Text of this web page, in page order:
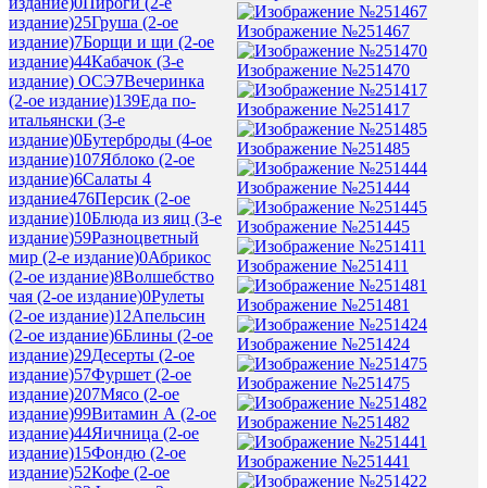
издание)25Груша (2-ое
издание)7Борщи и щи (2-ое
издание)44Кабачок (3-е
издание) ОСЭ7Вечеринка
(2-ое издание)139Еда по-
итальянски (3-е
издание)0Бутерброды (4-ое
издание)107Яблоко (2-ое
издание)6Салаты 4
издание476Персик (2-ое
издание)10Блюда из яиц (3-е
издание)59Разноцветный
мир (2-е издание)0Абрикос
(2-ое издание)8Волшебство
чая (2-ое издание)0Рулеты
(2-ое издание)12Апельсин
(2-ое издание)6Блины (2-ое
издание)29Десерты (2-ое
издание)57Фуршет (2-ое
издание)207Мясо (2-ое
издание)99Витамин А (2-ое
издание)44Яичница (2-ое
издание)15Фондю (2-ое
издание)52Кофе (2-ое
Изображение №251467
Изображение №251470
Изображение №251417
Изображение №251485
Изображение №251444
Изображение №251445
Изображение №251411
Изображение №251481
Изображение №251424
Изображение №251475
Изображение №251482
Изображение №251441